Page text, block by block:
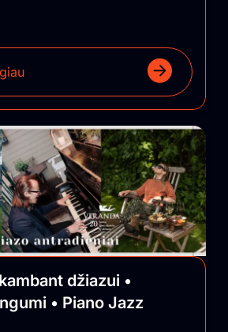
džiazui •
• Piano Jazz